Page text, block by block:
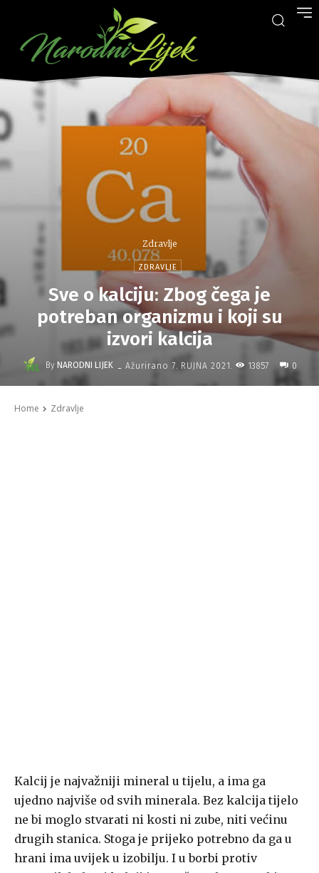
Zdravlje
ZDRAVLJE
Sve o kalciju: Zbog čega je
potreban organizmu i koji su
izvori kalcija
By NARODNI LIJEK - Ažurirano 7. RUJNA 2021. 13857 0
Home Zdravlje
Kalcij je najvažniji mineral u tijelu, a ima ga
ujedno najviše od svih minerala. Bez kalcija tijelo
ne bi moglo stvarati ni kosti ni zube, niti većinu
drugih stanica. Stoga je prijeko potrebno da ga u
hrani ima uvijek u izobilju. I u borbi protiv